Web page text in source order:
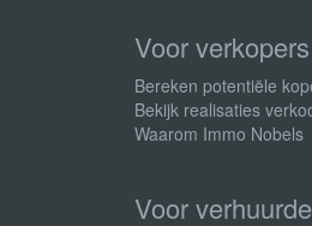
Voor verkopers
Bereken potentiële
Bekijk realisaties
Waarom Immo Nobels
Voor